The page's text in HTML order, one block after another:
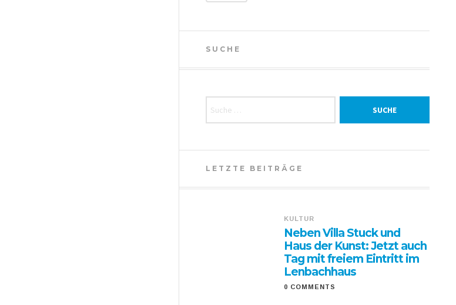
SUCHE
LETZTE BEITRÄGE
KULTUR
Neben Villa Stuck und
Haus der Kunst: Jetzt auch
Tag mit freiem Eintritt im
Lenbachhaus
0 COMMENTS